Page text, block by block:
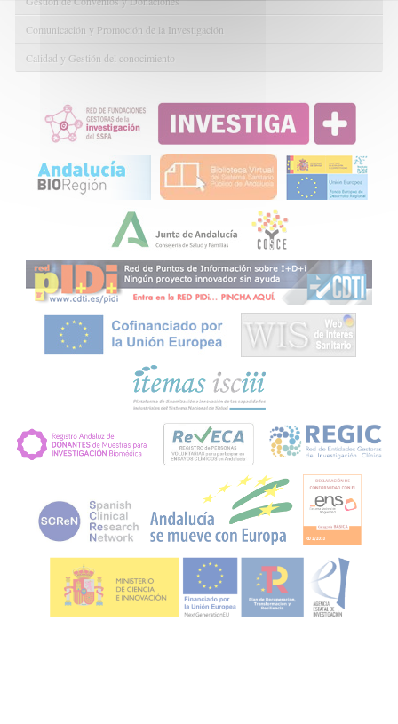
Comunicación y Promoción de la Investigación
Calidad y Gestión del conocimiento